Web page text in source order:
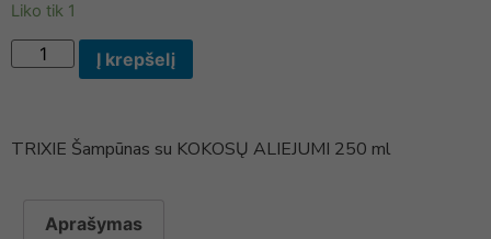
Liko tik 1
Į krepšelį
TRIXIE Šampūnas su KOKOSŲ ALIEJUMI 250 ml
Aprašymas